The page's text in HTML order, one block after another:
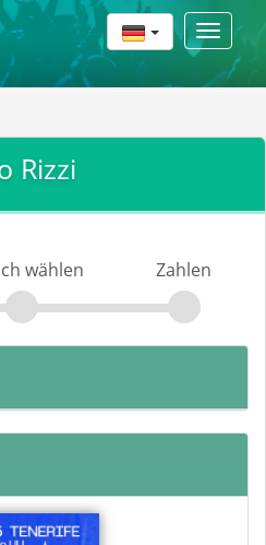
Toggle
Rizzi
wählen Zahlen